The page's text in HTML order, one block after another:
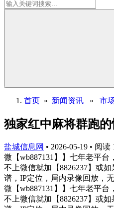
首页 » 新闻资讯 » 市
独家红中麻将群跑
盐城信息网 • 2026-05-19 • 阅读
微【wb887131】】七年老平
不上微信就加【8826237】或
谱，IP定位，局内录像回放，
微【wb887131】】七年老平
不上微信就加【8826237】或